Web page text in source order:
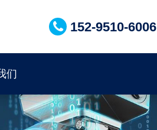
152-9510-6006
们